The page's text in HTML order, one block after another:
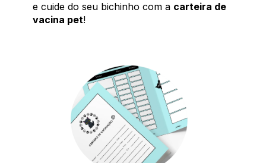
e cuide do seu bichinho com a carteira de
vacina pet!